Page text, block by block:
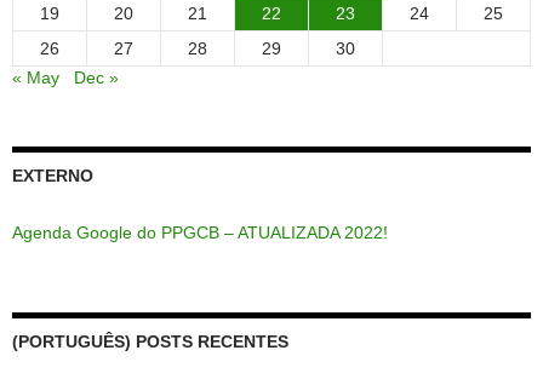
19
20 21 22 23 24
25
26
27 28 29
30
« May
Dec »
EXTERNO
Agenda Google do PPGCB – ATUALIZADA 2022!
(PORTUGUÊS) POSTS RECENTES